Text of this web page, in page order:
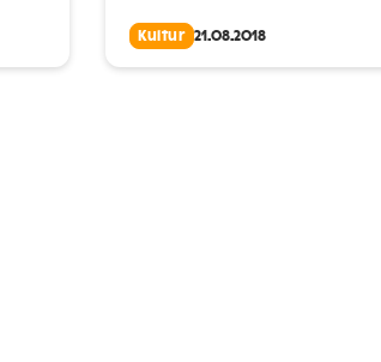
Kultur 21.08.2018